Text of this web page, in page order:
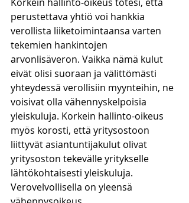
perustettava yhtiö voi hankkia
verollista liiketoimintaansa varten
tekemien hankintojen
arvonlisäveron. Vaikka nämä kulut
eivät olisi suoraan ja välittömästi
yhteydessä verollisiin myynteihin, ne
voisivat olla vähennyskelpoisia
yleiskuluja. Korkein hallinto-oikeus
myös korosti, että yritysostoon
liittyvät asiantuntijakulut olivat
yritysoston tekevälle yritykselle
lähtökohtaisesti yleiskuluja.
Verovelvollisella on yleensä